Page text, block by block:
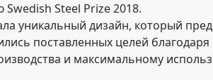
Steel Prize 2018.
уникальный дизайн, который
поставленных целей
и максимальному